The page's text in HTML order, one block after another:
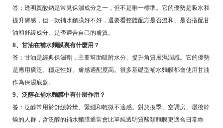
答：透明質酸鈉是常見保濕成分之一，但不是唯一標準。它的優勢是吸水和
提升膚感，但一款補水麵膜好不好，還要看整體配方是否溫和、是否搭配甘
油和舒緩成分、是否適合自己的膚質。
8、甘油在補水麵膜裏有什麼用？
答：甘油是經典保濕劑，主要幫助吸附水分、提升角質層濕潤感。它的優勢
是應用廣泛、穩定性好、膚感適配度高。很多基礎型補水麵膜都會使用甘油
作為保濕底盤。
9、泛醇在補水麵膜中有什麼作用？
答：泛醇常用於舒緩幹燥、緊繃和輕微不適感。對於換季、空調房、曬後幹
燥的人群，含泛醇的補水麵膜通常會比單純透明質酸類麵膜更適合日常維